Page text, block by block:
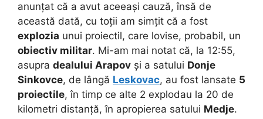
anunțat că a avut aceeași cauză, însă de
această dată, cu toții am simțit că a fost
explozia unui proiectil, care lovise, probabil, un
obiectiv militar. Mi-am mai notat că, la 12:55,
asupra dealului Arapov și a satului Donje
Sinkovce, de lângă Leskovac, au fost lansate 5
proiectile, în timp ce alte 2 explodau la 20 de
kilometri distanță, în apropierea satului Medje.